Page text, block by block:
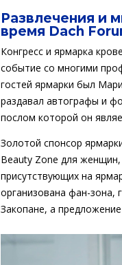
Развлечения и
время Dach
Конгресс и ярмарка
событие со многими
гостей ярмарки был
раздавал автографы и
послом которой он
Золотой спонсор
Beauty Zone для
присутствующих на
организована фан-зона,
Закопане, а